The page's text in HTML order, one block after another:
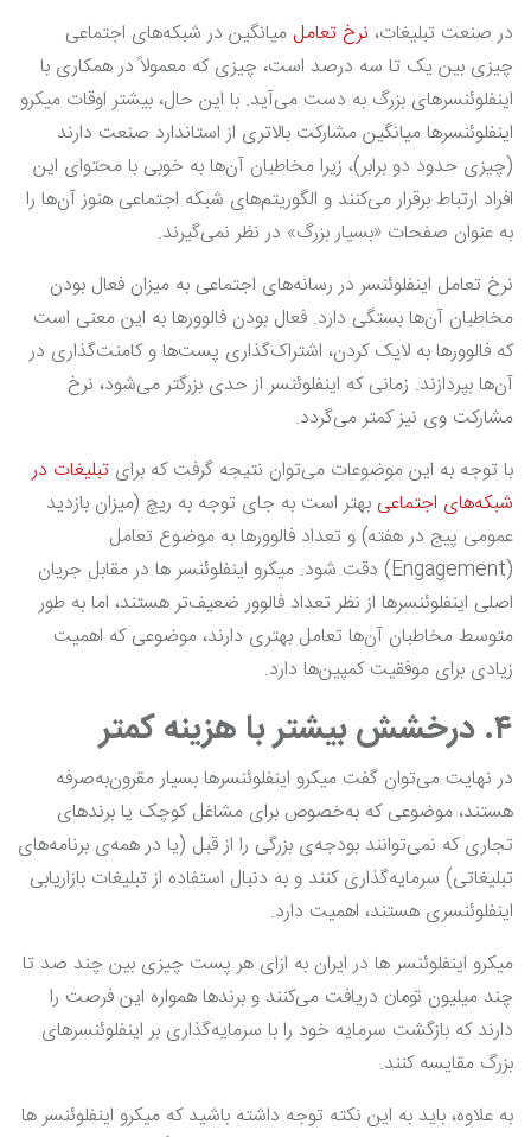
در صنعت تبلیغات، نرخ تعاملمیانگین در شبکه‌های اجتماعی
چیزی بین یک تا سه درصد است، چیزی که معمولاً در همکاری با
اینفلوئنسرهای بزرگ به دست می‌آید. با این حال، بیشتر اوقات میکرو
اینفلوئنسرها میانگین مشارکت بالاتری از استاندارد صنعت دارند
(چیزی حدود دو برابر)، زیرا مخاطبان آن‌ها به خوبی با محتوای این
افراد ارتباط برقرار می‌کنند و الگوریتم‌های شبکه اجتماعی هنوز آن‌ها را
به عنوان صفحات «بسیار بزرگ» در نظر نمی‌گیرند.
نرخ تعامل اینفلوئنسر در رسانه‌های اجتماعی به میزان فعال بودن
مخاطبان آن‌ها بستگی دارد. فعال بودن فالوورها به این معنی است
که فالوورها به لایک کردن، اشتراک‌گذاری پست‌ها و کامنت‌گذاری در
آن‌ها بپردازند. زمانی که اینفلوئنسر از حدی بزرگتر می‌شود، نرخ
مشارکت وی نیز کمتر می‌گردد.
با توجه به این موضوعات می‌توان نتیجه گرفت که برای تبلیغات در
شبکه‌های اجتماعی بهتر است به جای توجه به ریچ (میزان بازدید
عمومی پیج در هفته) و تعداد فالوورها به موضوع تعامل
(Engagement) دقت شود. میکرو اینفلوئنسر ها در مقابل جریان
اصلی اینفلوئنسرها از نظر تعداد فالوور ضعیف‌تر هستند، اما به طور
متوسط مخاطبان آن‌ها تعامل بهتری دارند، موضوعی که اهمیت
زیادی برای موفقیت کمپین‌ها دارد.
۴. درخشش بیشتر با هزینه کمتر
در نهایت می‌توان گفت میکرو اینفلوئنسرها بسیار مقرون‌به‌صرفه
هستند، موضوعی که به‌خصوص برای مشاغل کوچک یا برند‌های
تجاری که نمی‌توانند بودجه‌ی بزرگی را از قبل (یا در همه‌ی برنامه‌های
تبلیغاتی) سرمایه‌گذاری کنند و به دنبال استفاده از تبلیغات بازاریابی
اینفلوئنسری هستند، اهمیت دارد.
میکرو اینفلوئنسر ها در ایران به ازای هر پست چیزی بین چند صد تا
چند میلیون تومان دریافت می‌کنند و برندها همواره این فرصت را
دارند که بازگشت سرمایه خود را با سرمایه‌گذاری بر اینفلوئنسرهای
بزرگ مقایسه کنند.
به علاوه، باید به این نکته توجه داشته باشید که میکرو اینفلوئنسر ها